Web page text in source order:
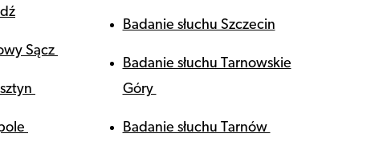
Sącz
Badanie słuchu Szczecin
Badanie słuchu Tarnowskie
Góry
Badanie słuchu Tarnów